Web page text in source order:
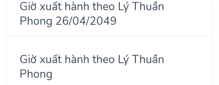
Giờ xuất hành theo Lý Thuần
Phong 26/04/2049
Giờ xuất hành theo Lý Thuần
Phong